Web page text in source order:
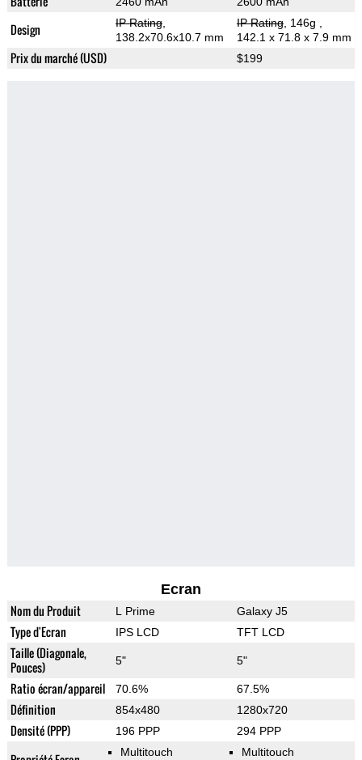
Design IP Rating,
138.2x70.6x10.7 mm
IP Rating, 146g
142.1 x 71.8 x 7.9 mm
Prix du marché (USD) $199
Ecran
Nom du Produit L Prime Galaxy J5
Type d'Ecran IPS LCD TFT LCD
Taille (Diagonale,
Pouces)
5" 5"
Ratio écran/appareil 70.6% 67.5%
Définition 854x480 1280x720
Densité (PPP) 196 PPP 294 PPP
Multitouch Multitouch